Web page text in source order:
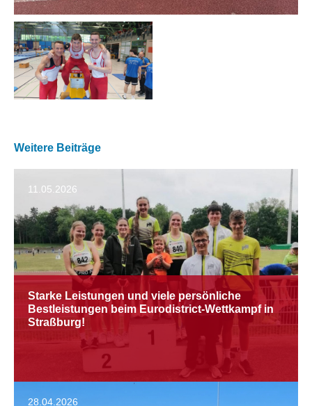
Weitere Beiträge
11.05.2026
Starke Leistungen und viele persönliche
Bestleistungen beim Eurodistrict-Wettkampf in
Straßburg!
28.04.2026